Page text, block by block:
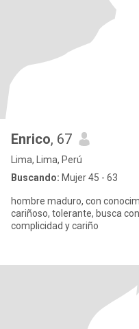
Enrico, 67
Lima, Lima, Perú
Buscando: Mujer 45 - 63
hombre maduro, con
cariñoso, tolerante, busca
complicidad y cariño